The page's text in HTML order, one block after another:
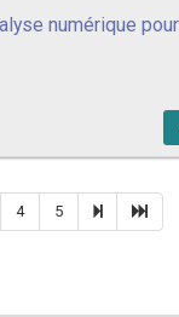
numérique
4 5